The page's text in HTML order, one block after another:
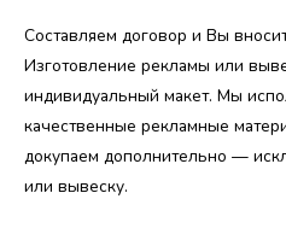
Составляем договор и Вы
Изготовление рекламы или
индивидуальный макет. Мы
качественные рекламные
докупаем дополнительно —
или вывеску.